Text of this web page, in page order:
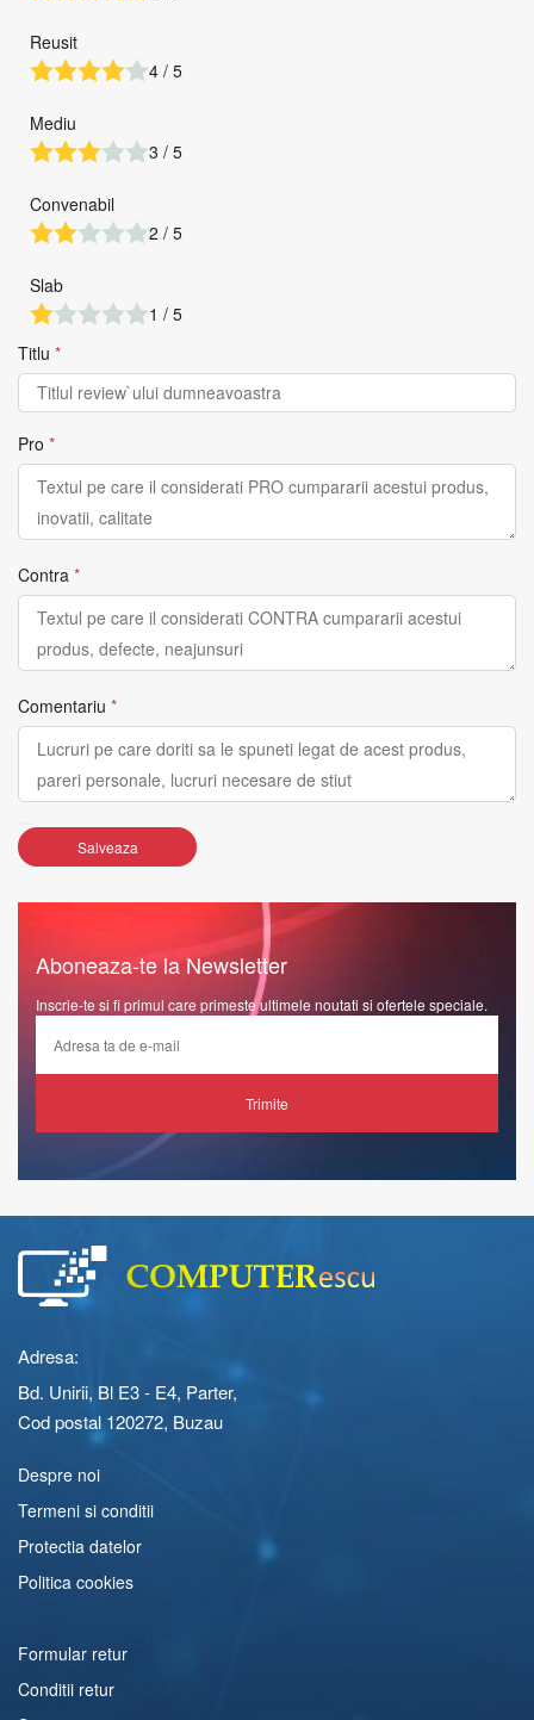
Reusit
4 / 5
Mediu
3 / 5
Convenabil
2 / 5
Slab
1 / 5
Titlu *
Pro *
Contra *
Comentariu *
Salveaza
Aboneaza-te la Newsletter
Inscrie-te si fi primul care primeste ultimele noutati si ofertele speciale.
Trimite
Adresa:
Bd. Unirii, Bl E3 - E4, Parter,
Cod postal 120272, Buzau
Despre noi
Termeni si conditii
Protectia datelor
Politica cookies
Formular retur
Conditii retur